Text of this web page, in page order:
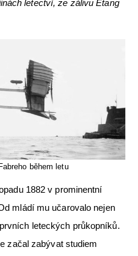
letectví, ze zálivu Étang
během letu
1882 v prominentní
mládí mu učarovalo nejen
leteckých průkopníků.
začal zabývat studiem
+ archiv
muzea
app
Guide app
v letectví
s námi